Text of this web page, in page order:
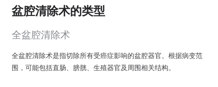
盆腔清除术的类型
全盆腔清除术
全盆腔清除术是指切除所有受癌症影响的盆腔器官。根据病变范
围，可能包括直肠、膀胱、生殖器官及周围相关结构。